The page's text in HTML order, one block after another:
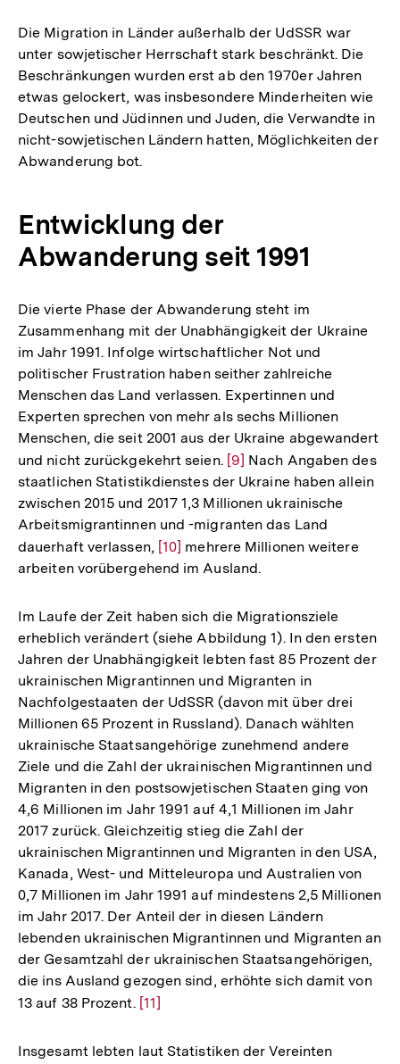
Die Migration in Länder außerhalb der UdSSR war
unter sowjetischer Herrschaft stark beschränkt. Die
Beschränkungen wurden erst ab den 1970er Jahren
etwas gelockert, was insbesondere Minderheiten wie
Deutschen und Jüdinnen und Juden, die Verwandte in
nicht-sowjetischen Ländern hatten, Möglichkeiten der
Abwanderung bot.
Entwicklung der
Abwanderung seit 1991
Die vierte Phase der Abwanderung steht im
Zusammenhang mit der Unabhängigkeit der Ukraine
im Jahr 1991. Infolge wirtschaftlicher Not und
politischer Frustration haben seither zahlreiche
Menschen das Land verlassen. Expertinnen und
Experten sprechen von mehr als sechs Millionen
Menschen, die seit 2001 aus der Ukraine abgewandert
und nicht zurückgekehrt seien. Zur
Auflösung
der
Fußnote
[9] Nach Angaben des
staatlichen Statistikdienstes der Ukraine haben allein
zwischen 2015 und 2017 1,3 Millionen ukrainische
Arbeitsmigrantinnen und -migranten das Land
dauerhaft verlassen, Zur
Auflösung
Fußnote
[10] mehrere Millionen weitere
arbeiten vorübergehend im Ausland.
Im Laufe der Zeit haben sich die Migrationsziele
erheblich verändert (siehe Abbildung 1). In den ersten
Jahren der Unabhängigkeit lebten fast 85 Prozent der
ukrainischen Migrantinnen und Migranten in
Nachfolgestaaten der UdSSR (davon mit über drei
Millionen 65 Prozent in Russland). Danach wählten
ukrainische Staatsangehörige zunehmend andere
Ziele und die Zahl der ukrainischen Migrantinnen und
Migranten in den postsowjetischen Staaten ging von
4,6 Millionen im Jahr 1991 auf 4,1 Millionen im Jahr
2017 zurück. Gleichzeitig stieg die Zahl der
ukrainischen Migrantinnen und Migranten in den USA,
Kanada, West- und Mitteleuropa und Australien von
0,7 Millionen im Jahr 1991 auf mindestens 2,5 Millionen
im Jahr 2017. Der Anteil der in diesen Ländern
lebenden ukrainischen Migrantinnen und Migranten an
der Gesamtzahl der ukrainischen Staatsangehörigen,
die ins Ausland gezogen sind, erhöhte sich damit von
13 auf 38 Prozent. Zur
der
[11]
Insgesamt lebten laut Statistiken der Vereinten